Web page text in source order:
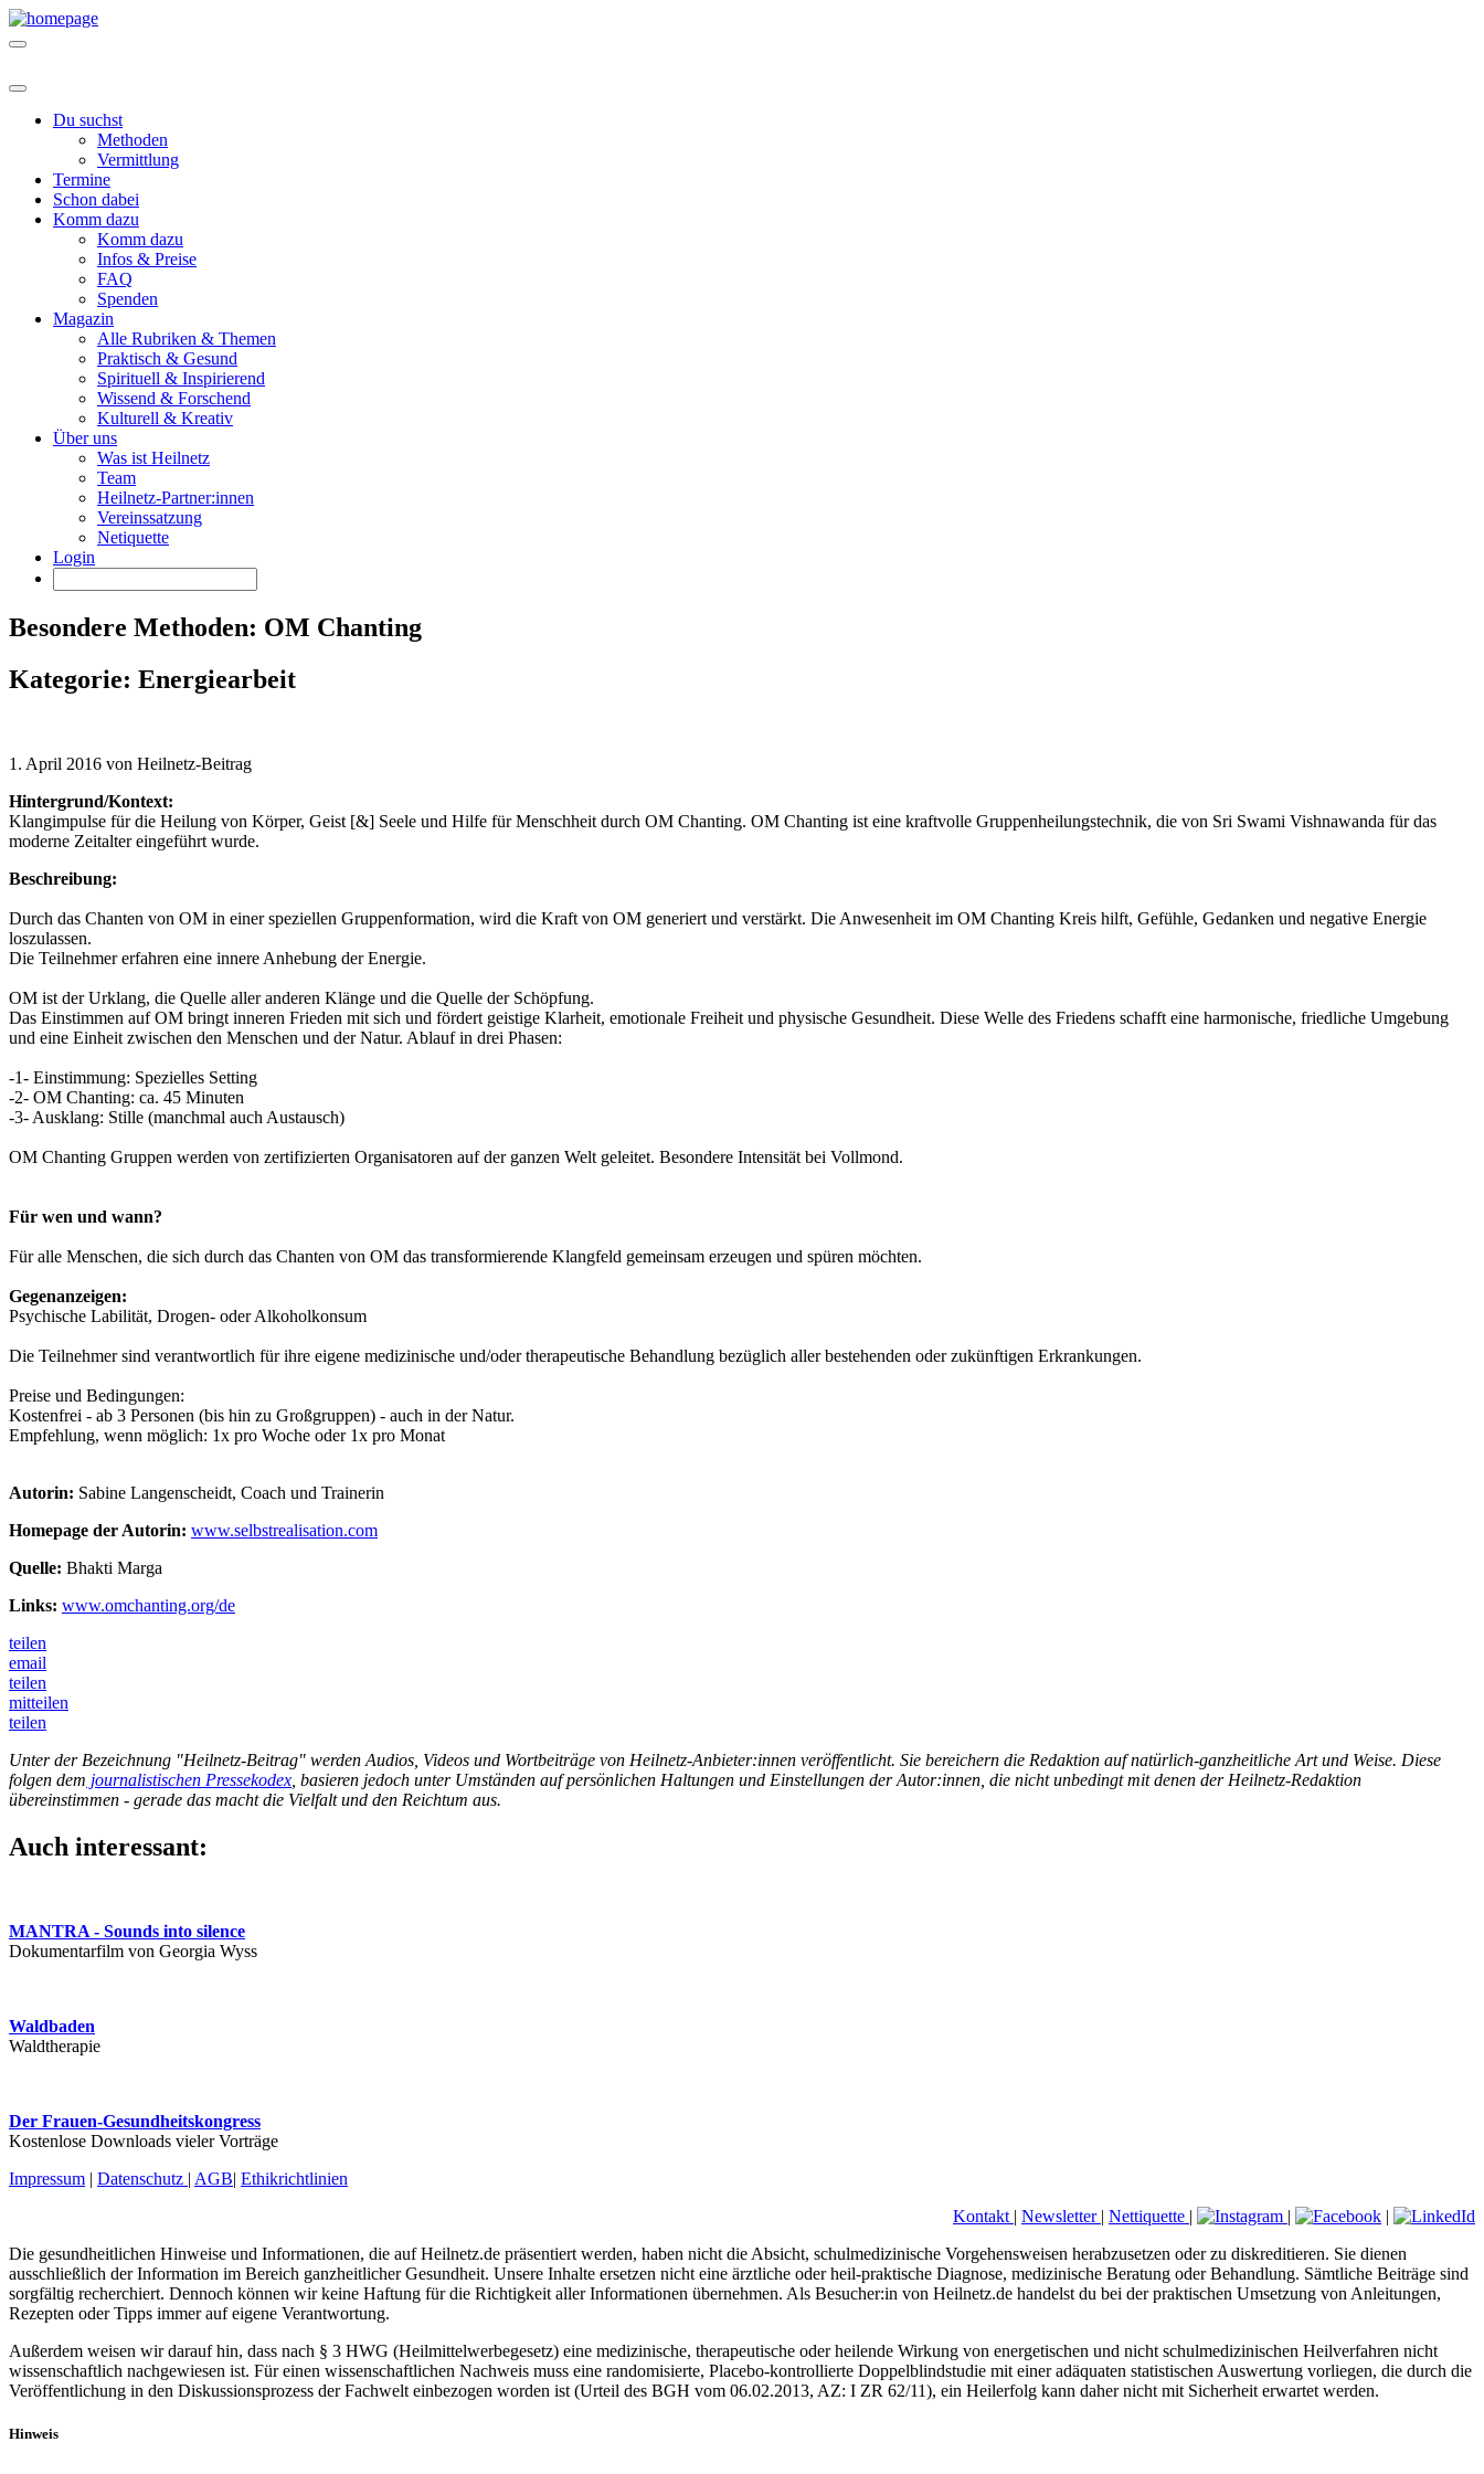
Du suchst
Methoden
Vermittlung
Termine
Schon dabei
Komm dazu
Komm dazu
Infos & Preise
FAQ
Spenden
Magazin
Alle Rubriken & Themen
Praktisch & Gesund
Spirituell & Inspirierend
Wissend & Forschend
Kulturell & Kreativ
Über uns
Was ist Heilnetz
Team
Heilnetz-Partner:innen
Vereinssatzung
Netiquette
Login
Besondere Methoden: OM Chanting
Kategorie: Energiearbeit
1. April 2016 von Heilnetz-Beitrag
Hintergrund/Kontext:
Klangimpulse für die Heilung von Körper, Geist [&] Seele und Hilfe für Menschheit durch OM Chanting. OM Chanting ist eine kraftvolle Gruppenheilungstechnik, die von Sri Swami Vishnawanda für das
moderne Zeitalter eingeführt wurde.
Beschreibung:
Durch das Chanten von OM in einer speziellen Gruppenformation, wird die Kraft von OM generiert und verstärkt. Die Anwesenheit im OM Chanting Kreis hilft, Gefühle, Gedanken und negative Energie
loszulassen.
Die Teilnehmer erfahren eine innere Anhebung der Energie.
OM ist der Urklang, die Quelle aller anderen Klänge und die Quelle der Schöpfung.
Das Einstimmen auf OM bringt inneren Frieden mit sich und fördert geistige Klarheit, emotionale Freiheit und physische Gesundheit. Diese Welle des Friedens schafft eine harmonische, friedliche Umgebung
und eine Einheit zwischen den Menschen und der Natur. Ablauf in drei Phasen:
-1- Einstimmung: Spezielles Setting
-2- OM Chanting: ca. 45 Minuten
-3- Ausklang: Stille (manchmal auch Austausch)
OM Chanting Gruppen werden von zertifizierten Organisatoren auf der ganzen Welt geleitet. Besondere Intensität bei Vollmond.
Für wen und wann?
Für alle Menschen, die sich durch das Chanten von OM das transformierende Klangfeld gemeinsam erzeugen und spüren möchten.
Gegenanzeigen:
Psychische Labilität, Drogen- oder Alkoholkonsum
Die Teilnehmer sind verantwortlich für ihre eigene medizinische und/oder therapeutische Behandlung bezüglich aller bestehenden oder zukünftigen Erkrankungen.
Preise und Bedingungen:
Kostenfrei - ab 3 Personen (bis hin zu Großgruppen) - auch in der Natur.
Empfehlung, wenn möglich: 1x pro Woche oder 1x pro Monat
Autorin: Sabine Langenscheidt, Coach und Trainerin
Homepage der Autorin: www.selbstrealisation.com
Quelle: Bhakti Marga
Links: www.omchanting.org/de
teilen
email
teilen
mitteilen
teilen
Unter der Bezeichnung "Heilnetz-Beitrag" werden Audios, Videos und Wortbeiträge von Heilnetz-Anbieter:innen veröffentlicht. Sie bereichern die Redaktion auf natürlich-ganzheitliche Art und Weise. Diese
folgen dem journalistischen Pressekodex , basieren jedoch unter Umständen auf persönlichen Haltungen und Einstellungen der Autor:innen, die nicht unbedingt mit denen der Heilnetz-Redaktion
übereinstimmen - gerade das macht die Vielfalt und den Reichtum aus.
Auch interessant:
MANTRA - Sounds into silence
Dokumentarfilm von Georgia Wyss
Waldbaden
Waldtherapie
Der Frauen-Gesundheitskongress
Kostenlose Downloads vieler Vorträge
Impressum | Datenschutz | AGB| Ethikrichtlinien
Kontakt | Newsletter | Nettiquette | |
|
Die gesundheitlichen Hinweise und Informationen, die auf Heilnetz.de präsentiert werden, haben nicht die Absicht, schulmedizinische Vorgehensweisen herabzusetzen oder zu diskreditieren. Sie dienen
ausschließlich der Information im Bereich ganzheitlicher Gesundheit. Unsere Inhalte ersetzen nicht eine ärztliche oder heil-praktische Diagnose, medizinische Beratung oder Behandlung. Sämtliche Beiträge sind
sorgfältig recherchiert. Dennoch können wir keine Haftung für die Richtigkeit aller Informationen übernehmen. Als Besucher:in von Heilnetz.de handelst du bei der praktischen Umsetzung von Anleitungen,
Rezepten oder Tipps immer auf eigene Verantwortung.
Außerdem weisen wir darauf hin, dass nach § 3 HWG (Heilmittelwerbegesetz) eine medizinische, therapeutische oder heilende Wirkung von energetischen und nicht schulmedizinischen Heilverfahren nicht
wissenschaftlich nachgewiesen ist. Für einen wissenschaftlichen Nachweis muss eine randomisierte, Placebo-kontrollierte Doppelblindstudie mit einer adäquaten statistischen Auswertung vorliegen, die durch die
Veröffentlichung in den Diskussionsprozess der Fachwelt einbezogen worden ist (Urteil des BGH vom 06.02.2013, AZ: I ZR 62/11), ein Heilerfolg kann daher nicht mit Sicherheit erwartet werden.
Hinweis